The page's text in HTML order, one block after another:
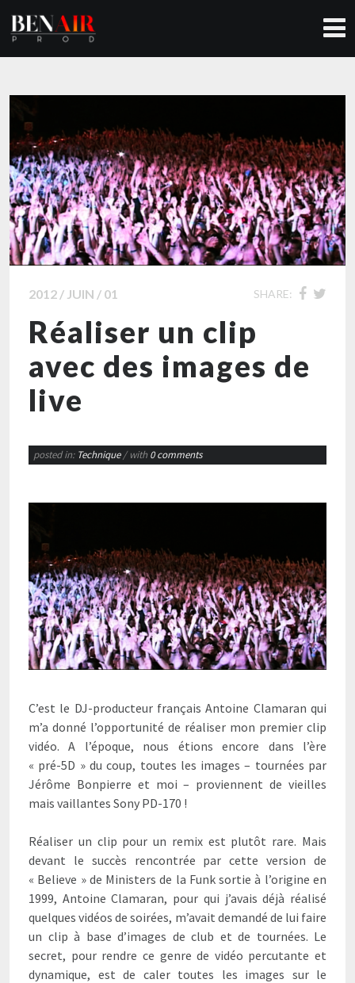
2012 / JUIN / 01 SHARE:
Réaliser un clip
avec des images de
live
posted in: Technique / with 0 comments
C’est le DJ-producteur français Antoine Clamaran qui
m’a donné l’opportunité de réaliser mon premier clip
vidéo. A l’époque, nous étions encore dans l’ère
« pré-5D » du coup, toutes les images – tournées par
Jérôme Bonpierre et moi – proviennent de vieilles
mais vaillantes Sony PD-170 !
Réaliser un clip pour un remix est plutôt rare. Mais
devant le succès rencontrée par cette version de
« Believe » de Ministers de la Funk sortie à l’origine en
1999, Antoine Clamaran, pour qui j’avais déjà réalisé
quelques vidéos de soirées, m’avait demandé de lui faire
un clip à base d’images de club et de tournées. Le
secret, pour rendre ce genre de vidéo percutante et
dynamique, est de caler toutes les images sur le